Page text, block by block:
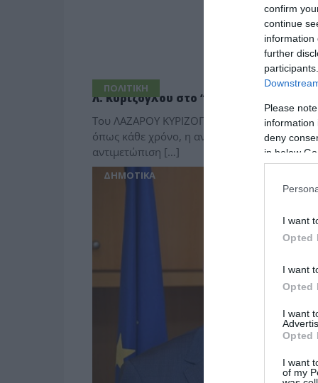
confirm
continue
information
further
Please
information
deny
in below
I want
Opted
I want
Opted
I want
Opted
I want
of my
ΠΟΛΙΤΙΚΗ
Λ. Κυρίζογλου στο “Π”: Η
Του ΛΑΖΑΡΟΥ ΚΥΡΙΖΟΓΛΟΥ Προέδρου ΚΕΔΕ,
όπως κάθε χρόνο, η αντιπυρική περίοδος
αντιμετώπιση […]
ΔΗΜΟΤΙΚΑ